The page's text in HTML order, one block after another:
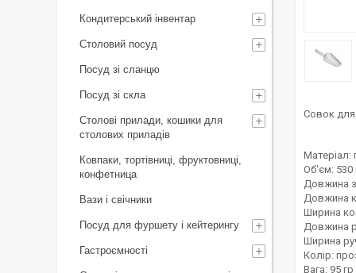
Совок для
Матеріал:
Об'єм: 530
Довжина
Довжина
Ширина
Довжина
Ширина
Колір:
Вага: 95 гр
Кондитерський інвентар
Столовий посуд
Посуд зі сланцю
Посуд зі скла
Столові прилади, кошики для
столових приладів
Ковпаки, тортівниці, фруктовниці,
конфетница
Вази і свічники
Посуд для фуршету і кейтерингу
Гастроємності